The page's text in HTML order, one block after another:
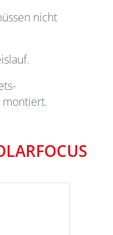
nicht
montiert.